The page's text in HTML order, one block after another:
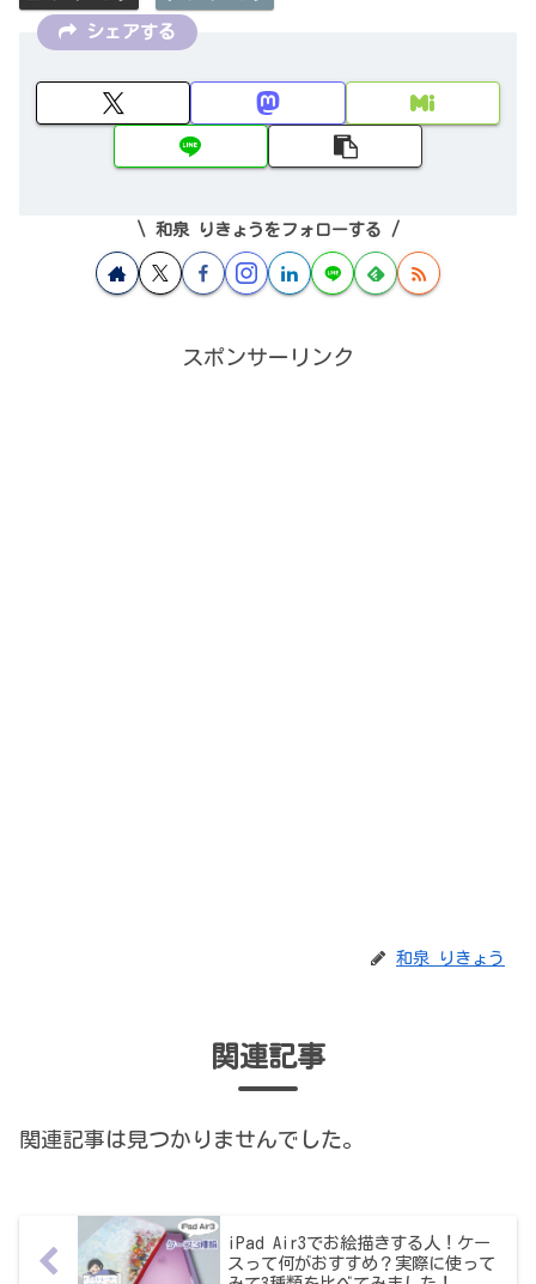
シェアする
和泉 りきょうをフォローする
スポンサーリンク
和泉 りきょう
関連記事
関連記事は見つかりませんでした。
iPad Air3でお絵描きする人！ケー
スって何がおすすめ？実際に使って